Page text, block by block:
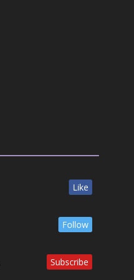
Like
Follow
Subscribe